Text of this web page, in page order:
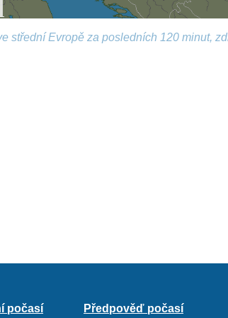
střední Evropě za posledních 120 minut,
počasí Předpověď počasí